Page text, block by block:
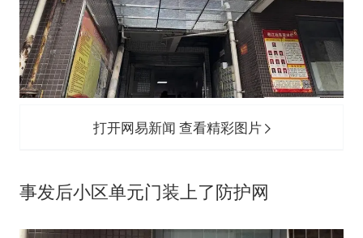
打开网易新闻 查看精彩图片
事发后小区单元门装上了防护网